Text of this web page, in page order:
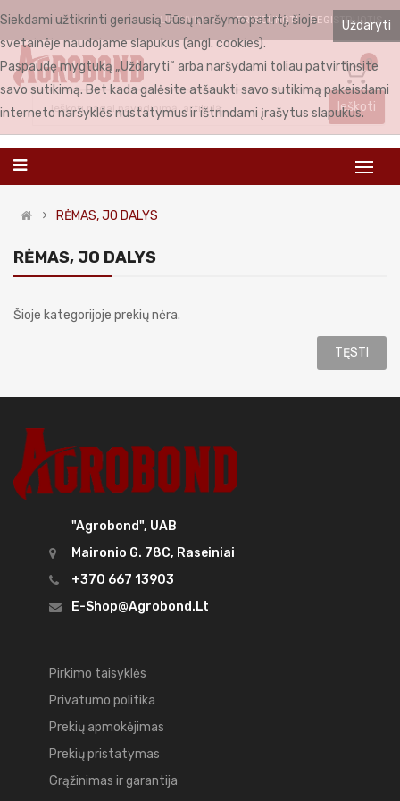
LIETUVIŲ PRISIJUNGTI REGISTRUOTIS
0
Ieškoti
RĖMAS, JO DALYS
RĖMAS, JO DALYS
Šioje kategorijoje prekių nėra.
TĘSTI
"Agrobond", UAB
Maironio G. 78C, Raseiniai
+370 667 13903
E-Shop@agrobond.lt
Pirkimo taisyklės
Privatumo politika
Prekių apmokėjimas
Prekių pristatymas
Grąžinimas ir garantija
Uždaryti
Siekdami užtikrinti geriausią Jūsų naršymo patirtį, šioje
svetainėje naudojame slapukus (angl. cookies).
Paspaudę mygtuką „Uždaryti“ arba naršydami toliau patvirtinsite
savo sutikimą. Bet kada galėsite atšaukti savo sutikimą pakeisdami
interneto naršyklės nustatymus ir ištrindami įrašytus slapukus.